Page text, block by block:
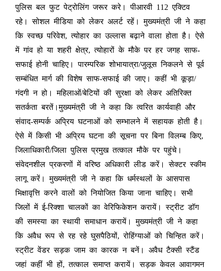
पुलिस बल फुट पेट्रोलिंग जरूर करे। पीआरवी 112 एक्टिव
रहे। सोशल मीडिया को लेकर अलर्ट रहें। मुख्यमंत्री जी ने कहा
कि स्वच्छ परिवेश, त्योहार का उल्लास बढ़ाने वाला होता है। ऐसे
में गांव हो या शहरी क्षेत्र, त्योहारों के मौके पर हर जगह साफ-
सफाई होनी चाहिए। पारम्परिक शोभायात्रा/जुलूस निकलने से पूर्व
सम्बंधित मार्ग की विशेष साफ-सफाई की जाए। कहीं भी कूड़ा/
गंदगी न हो। महिलाओं/बेटियों की सुरक्षा को लेकर अतिरिक्त
सतर्कता बरतें।मुख्यमंत्री जी ने कहा कि त्वरित कार्यवाही और
संवाद-सम्पर्क अप्रिय घटनाओं को सम्भालने में सहायक होती है।
ऐसे में किसी भी अप्रिय घटना की सूचना पर बिना विलम्ब किए,
जिलाधिकारी/जिला पुलिस प्रमुख तत्काल मौके पर पहुंचे।
संवेदनशील प्रकरणों में वरिष्ठ अधिकारी लीड करें। सेक्टर स्कीम
लागू करें। मुख्यमंत्री जी ने कहा कि धर्मस्थलों के आसपास
भिक्षावृत्ति करने वालों को नियोजित किया जाना चाहिए। सभी
जिलों में ई-रिक्शा चालकों का वेरिफिकेशन करायें। स्ट्रीट डॉग
की समस्या का स्थायी समाधान करायें। मुख्यमंत्री जी ने कहा
कि अवैध रूप से रह रहे घुसपैठियों, रोहिंग्याओं को चिन्हित करें।
स्ट्रीट वेंडर सड़क जाम का कारक न बनें। अवैध टैक्सी स्टैंड
जहां कहीं भी हों, तत्काल समाप्त करायें। सड़क केवल आवागमन